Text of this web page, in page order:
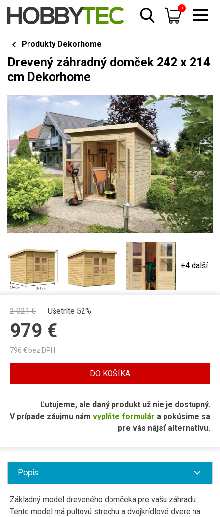
0
Produkty Dekorhome
Drevený záhradný domček 242 x 214
cm Dekorhome
+4 další
2 021€ Ušetríte 52%
979 €
796 € bez DPH
DO KOŠÍKA
Ľutujeme, ale daný produkt už nie je dostupný.
V prípade záujmu nám vyplňte formulár a pokúsime sa
pre vás nájsť alternatívu.
Popis
Základný model dreveného domčeka pre vašu záhradu.
Tento model má pultovú strechu a dvojkrídlové dvere na